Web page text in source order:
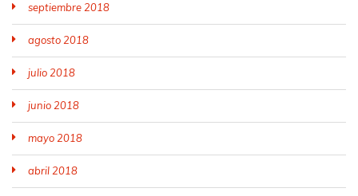
septiembre 2018
agosto 2018
julio 2018
junio 2018
mayo 2018
abril 2018